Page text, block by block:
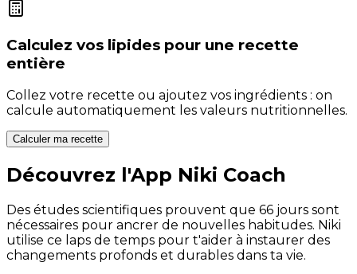
Calculez vos lipides pour une recette
entière
Collez votre recette ou ajoutez vos ingrédients : on
calcule automatiquement les valeurs nutritionnelles.
Calculer ma recette
Découvrez l'App Niki Coach
Des études scientifiques prouvent que 66 jours sont
nécessaires pour ancrer de nouvelles habitudes. Niki
utilise ce laps de temps pour t'aider à instaurer des
changements profonds et durables dans ta vie.